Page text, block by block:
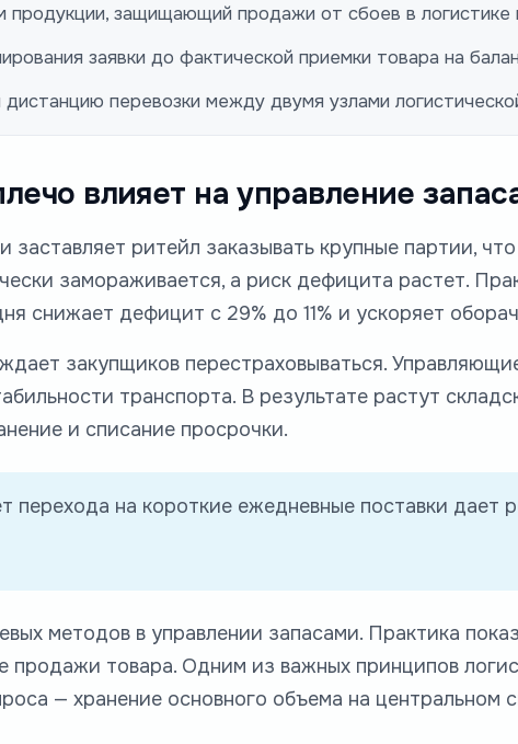
продукции, защищающий продажи от сбоев в логистике
заявки до фактической приемки товара на
перевозки между двумя узлами
влияет на управление
заставляет ритейл заказывать крупные партии,
замораживается, а риск дефицита растет.
снижает дефицит с 29% до 11% и ускоряет
закупщиков перестраховываться.
транспорта. В результате растут
и списание просрочки.
перехода на короткие ежедневные поставки дает
методов в управлении запасами. Практика
продажи товара. Одним из важных принципов
— хранение основного объема на центральном